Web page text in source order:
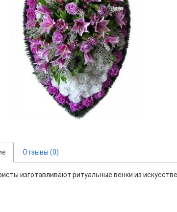
Отзывы (0)
изготавливают ритуальные венки из